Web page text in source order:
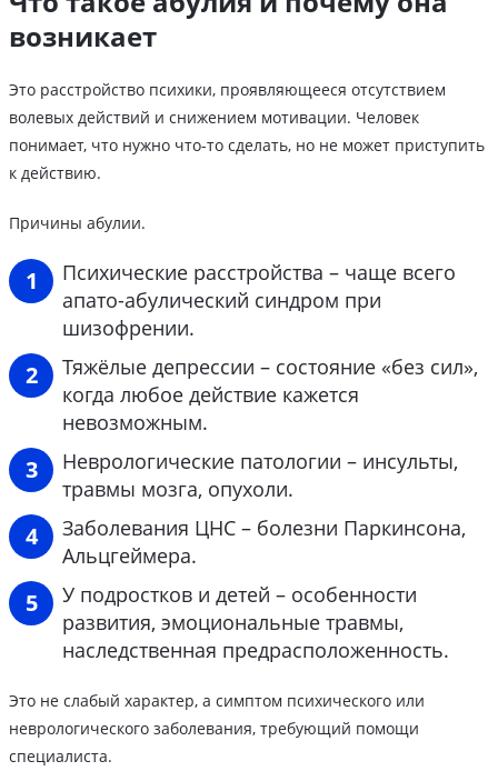
возникает
Это расстройство психики, проявляющееся отсутствием
волевых действий и снижением мотивации. Человек
понимает, что нужно что-то сделать, но не может приступить
к действию.
Причины абулии.
Психические расстройства – чаще всего
апато-абулический синдром при
шизофрении.
Тяжёлые депрессии – состояние «без сил»,
когда любое действие кажется
невозможным.
Неврологические патологии – инсульты,
травмы мозга, опухоли.
Заболевания ЦНС – болезни Паркинсона,
Альцгеймера.
У подростков и детей – особенности
развития, эмоциональные травмы,
наследственная предрасположенность.
Это не слабый характер, а симптом психического или
неврологического заболевания, требующий помощи
специалиста.